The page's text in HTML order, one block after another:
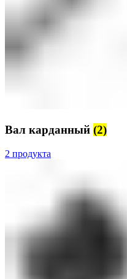
Вал карданный (2)
2 продукта